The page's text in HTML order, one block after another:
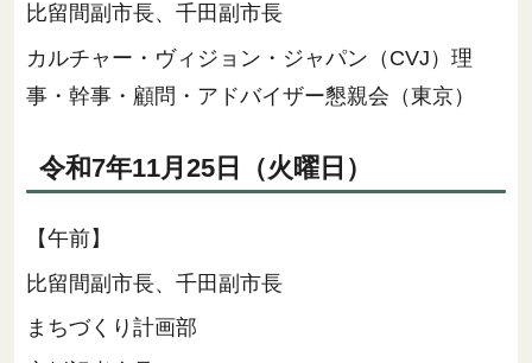
比留間副市長、千田副市長
カルチャー・ヴィジョン・ジャパン（CVJ）理
事・幹事・顧問・アドバイザー懇親会（東京）
令和7年11月25日（火曜日）
【午前】
比留間副市長、千田副市長
まちづくり計画部